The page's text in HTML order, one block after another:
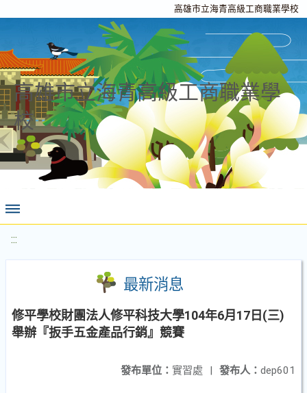
高雄市立海青高級工商職業學校
高雄市立海青高級工商職業學
校
:::
最新消息
修平學校財團法人修平科技大學104年6月17日(三)
舉辦『扳手五金產品行銷』競賽
發布人： dep601
發布單位： 實習處 |